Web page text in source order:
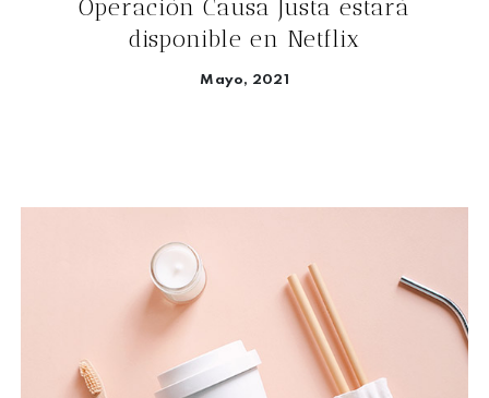
Operación Causa Justa estará
disponible en Netflix
Mayo, 2021